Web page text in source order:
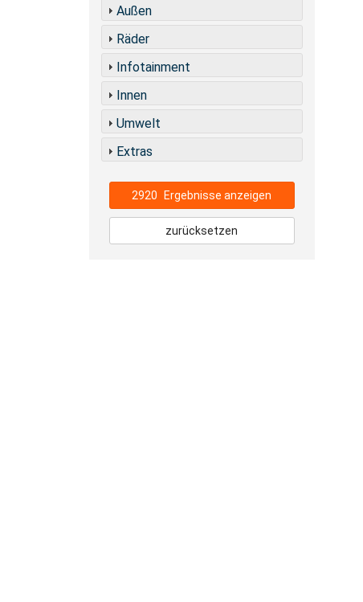
Außen
Räder
Infotainment
Innen
Umwelt
Extras
2920 Ergebnisse anzeigen
zurücksetzen